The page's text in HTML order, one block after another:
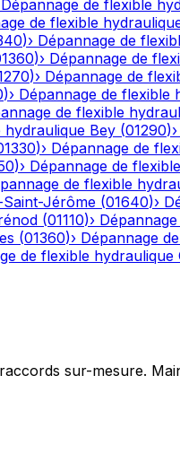
Dépannage de flexible
de flexible
)› Dépannage de
)› Dépannage de
)› Dépannage de
)› Dépannage de flexible
de flexible
hydraulique Bey (01290)›
)› Dépannage de
)› Dépannage de
de flexible
Jérôme (01640)›
(01110)›
(01360)› Dépannage
de flexible hydraulique
sur-mesure.